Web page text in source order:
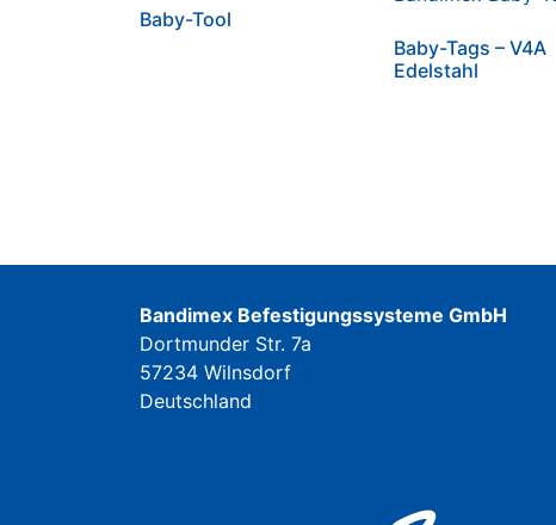
Baby-Tool
Baby-Tags – V4A
Edelstahl
Bandimex Befestigungssysteme GmbH
Dortmunder Str. 7a
57234 Wilnsdorf
Deutschland